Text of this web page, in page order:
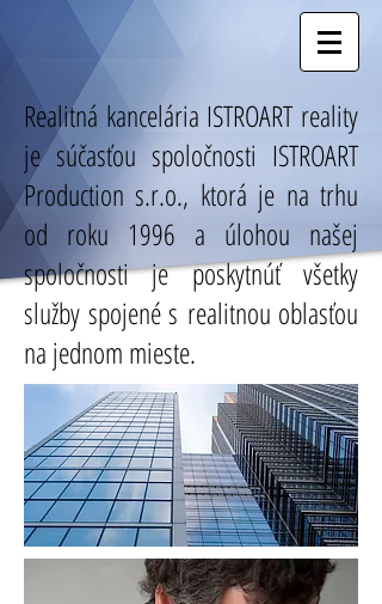
Realitná kancelária ISTROART reality
je súčasťou spoločnosti ISTROART
Production s.r.o., ktorá je na trhu
od roku 1996 a úlohou našej
spoločnosti je poskytnúť všetky
služby spojené s realitnou oblasťou
na jednom mieste.